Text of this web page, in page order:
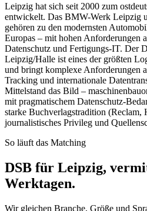
Leipzig hat sich seit 2000 zum
entwickelt. Das BMW-Werk Leipzig
gehören zu den modernsten
Europas – mit hohen Anforderungen
Datenschutz und Fertigungs-IT. Der
Leipzig/Halle ist eines der größten
und bringt komplexe Anforderungen
Tracking und internationale
Mittelstand das Bild –
mit pragmatischem Datenschutz-
starke Buchverlagstradition (Reclam,
journalistisches Privileg und
So läuft das Matching
DSB für Leipzig,
Werktagen.
Wir gleichen Branche, Größe und